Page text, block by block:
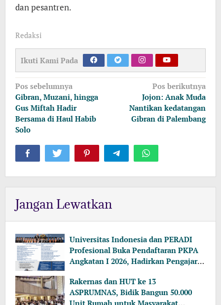
dan pesantren.
Redaksi
Ikuti Kami Pada
Navigasi
pos
Pos sebelumnya
Gibran, Muzani, hingga
Gus Miftah Hadir
Bersama di Haul Habib
Solo
Pos berikutnya
Jojon: Anak Muda
Nantikan kedatangan
Gibran di Palembang
Jangan Lewatkan
Universitas Indonesia dan PERADI
Profesional Buka Pendaftaran PKPA
Angkatan I 2026, Hadirkan Pengajar
Rakernas dan HUT ke 13
ASPRUMNAS, Bidik Bangun 50.000
Unit Rumah untuk Masyarakat